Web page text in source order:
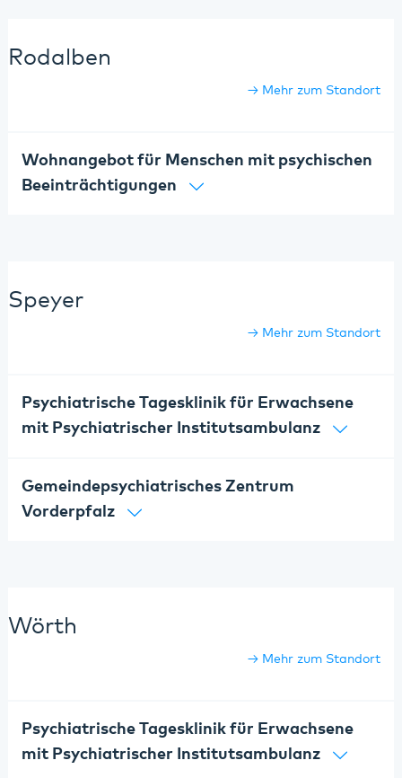
Rodalben
Mehr zum Standort
Wohnangebot für Menschen mit psychischen
Beeinträchtigungen
Speyer
Mehr zum Standort
Psychiatrische Tagesklinik für Erwachsene
mit Psychiatrischer Institutsambulanz
Gemeindepsychiatrisches Zentrum
Vorderpfalz
Wörth
Mehr zum Standort
Psychiatrische Tagesklinik für Erwachsene
mit Psychiatrischer Institutsambulanz